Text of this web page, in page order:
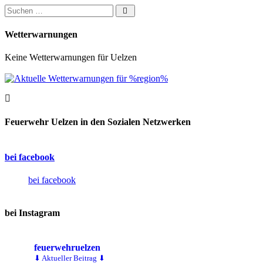
Suchen nach:
Wetterwarnungen
Keine Wetterwarnungen für Uelzen
Feuerwehr Uelzen in den Sozialen Netzwerken
bei facebook
bei facebook
bei Instagram
feuerwehruelzen
⬇ Aktueller Beitrag ⬇